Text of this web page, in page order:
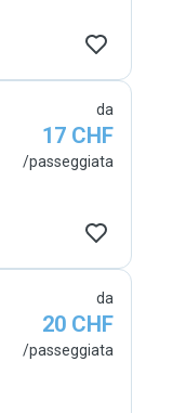
da
17 CHF
/passeggiata
da
20 CHF
/passeggiata